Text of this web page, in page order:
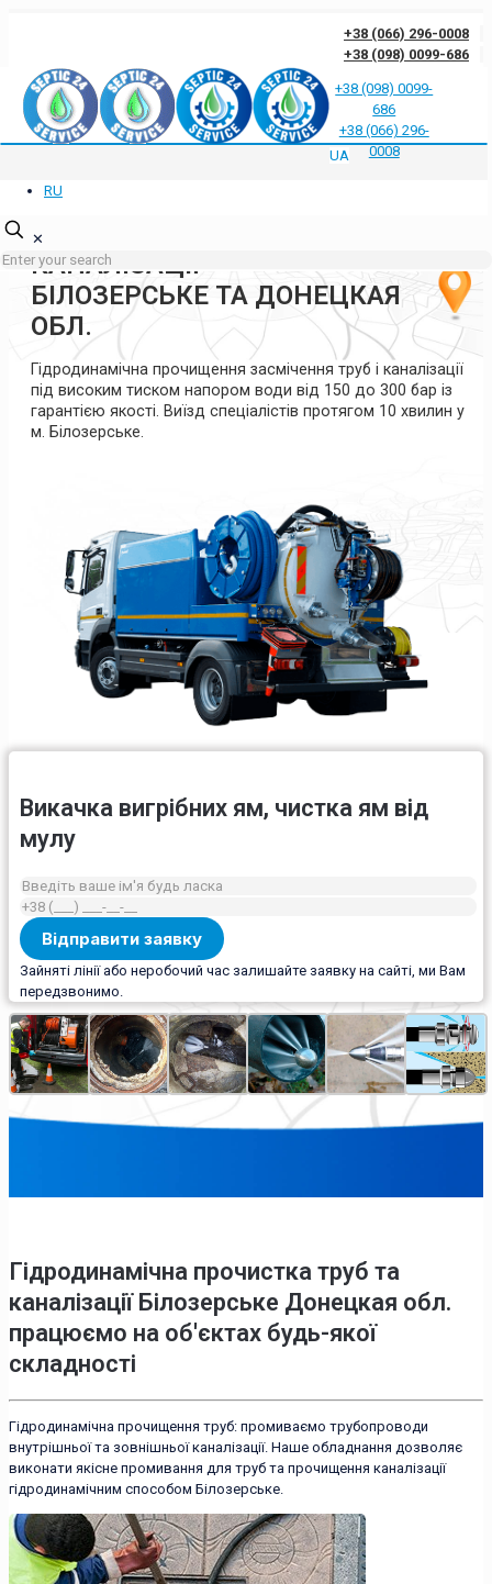
+38 (066) 296-0008
+38 (098) 0099-686
Відгуки клієнтів про нас Відповіді на часті запитання Блог
Контакти
Політика конфіденційності
+38 (098) 0099-
686
+38 (066) 296-
0008
UA
RU
✕
ГІДРОДИНАМІЧНА
ПРОЧИСТКА ТРУБ ТА
КАНАЛІЗАЦІЇ
БІЛОЗЕРСЬКЕ ТА ДОНЕЦКАЯ
ОБЛ.
Гідродинамічна прочищення засмічення труб і каналізації
під високим тиском напором води від 150 до 300 бар із
гарантією якості. Виїзд спеціалістів протягом 10 хвилин у
м. Білозерське.
Викачка вигрібних ям, чистка ям від
мулу
Зайняті лінії або неробочий час залишайте заявку на сайті, ми Вам
передзвонимо.
Гідродинамічна прочистка труб та
каналізації Білозерське Донецкая обл.
працюємо на об'єктах будь-якої
складності
Гідродинамічна прочищення труб: промиваємо трубопроводи
внутрішньої та зовнішньої каналізації. Наше обладнання дозволяє
виконати якісне промивання для труб та прочищення каналізації
гідродинамічним способом Білозерське.